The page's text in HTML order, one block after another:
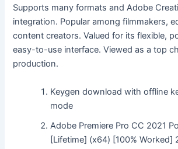
Supports many formats and Adobe
integration. Popular among filmmakers,
content creators. Valued for its flexible,
easy-to-use interface. Viewed as a top
production.
Keygen download with offline
mode
Adobe Premiere Pro CC 2021
[Lifetime] (x64) [100% Worked]